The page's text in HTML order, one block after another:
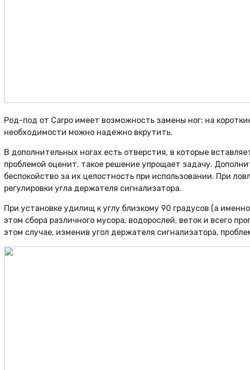
Род-под от Carpo имеет возможность замены ног: на
необходимости можно надежно вкрутить.
В дополнительных ногах есть отверстия, в которые
проблемой оценит, такое решение упрощает задачу.
беспокойство за их целостность при использовании. При
регулировки угла держателя сигнализатора.
При установке удилищ к углу близкому 90 градусов (а
этом сбора различного мусора, водорослей, веток и всего
этом случае, изменив угол держателя сигнализатора,